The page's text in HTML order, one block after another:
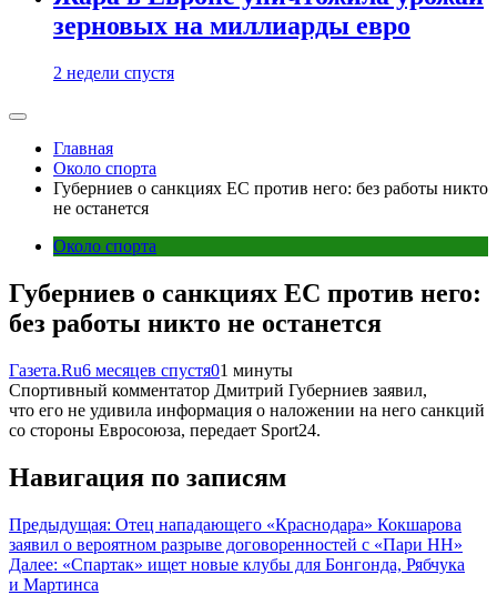
зерновых на миллиарды евро
2 недели спустя
Главная
Около спорта
Губерниев о санкциях ЕС против него: без работы никто
не останется
Около спорта
Губерниев о санкциях ЕС против него:
без работы никто не останется
Газета.Ru6 месяцев спустя01 минуты
Спортивный комментатор Дмитрий Губерниев заявил,
что его не удивила информация о наложении на него санкций
со стороны Евросоюза, передает Sport24.
Навигация по записям
Предыдущая: Отец нападающего «Краснодара» Кокшарова
заявил о вероятном разрыве договоренностей с «Пари НН»
Далее: «Спартак» ищет новые клубы для Бонгонда, Рябчука
и Мартинса